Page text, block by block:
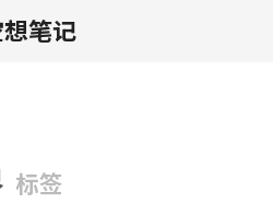
笔记
标签